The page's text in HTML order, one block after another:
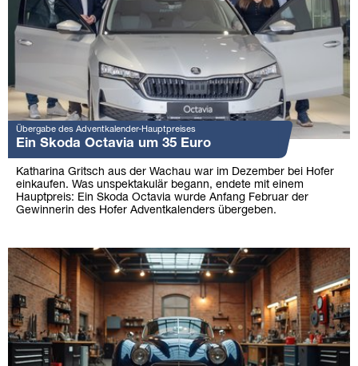
Übergabe des Adventkalender-Hauptpreises
Ein Skoda Octavia um 35 Euro
Katharina Gritsch aus der Wachau war im Dezember bei Hofer
einkaufen. Was unspektakulär begann, endete mit einem
Hauptpreis: Ein Skoda Octavia wurde Anfang Februar der
Gewinnerin des Hofer Adventkalenders übergeben.